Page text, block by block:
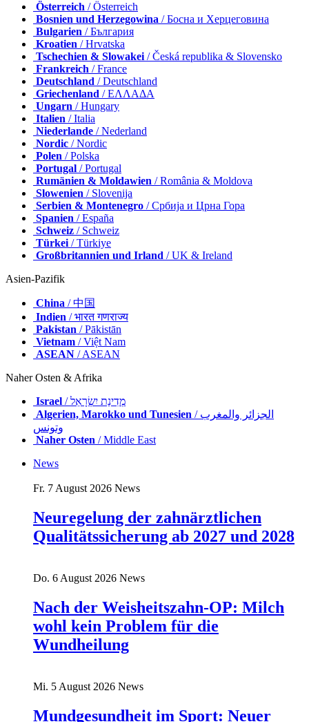
Österreich / Österreich
Bosnien und Herzegowina / Босна и Херцеговина
Bulgarien / България
Kroatien / Hrvatska
Tschechien & Slowakei/ Česká republika & Slovensko
Frankreich / France
Deutschland / Deutschland
Griechenland / ΕΛΛΑΔΑ
Ungarn / Hungary
Italien / Italia
Niederlande / Nederland
Nordic / Nordic
Polen / Polska
Portugal / Portugal
Rumänien & Moldawien / România & Moldova
Slowenien / Slovenija
Serbien & Montenegro / Србија и Црна Гора
Spanien / España
Schweiz / Schweiz
Türkei/ Türkiye
Großbritannien und Irland / UK & Ireland
Asien-Pazifik
China / 中国
Indien / भारत गणराज्य
Pakistan / Pākistān
Vietnam / Việt Nam
ASEAN / ASEAN
Naher Osten & Afrika
Israel
/ מְדִינַת יִשְׂרָאֵל
Algerien, Marokko und Tunesien / الجزائر والمغرب
وتونس
Naher Osten / Middle East
News
Fr. 7 August 2026 News
Neuregelung der zahnärztlichen
Qualitätssicherung ab 2027 und 2028
Do. 6 August 2026 News
Nach der Weisheitszahn-OP: Milch
wohl kein Problem für die
Wundheilung
Mi. 5 August 2026 News
Mundgesundheit im Sport: Neuer